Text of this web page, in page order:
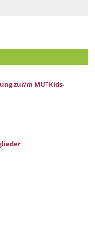
zur/m MUTKids-